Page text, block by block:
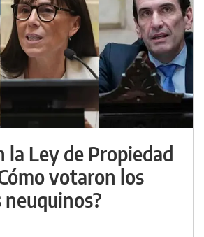
la Ley de Propiedad
votaron los
neuquinos?